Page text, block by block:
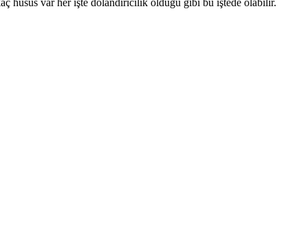
husus var her işte dolandırıcılık olduğu gibi bu iştede olabilir.